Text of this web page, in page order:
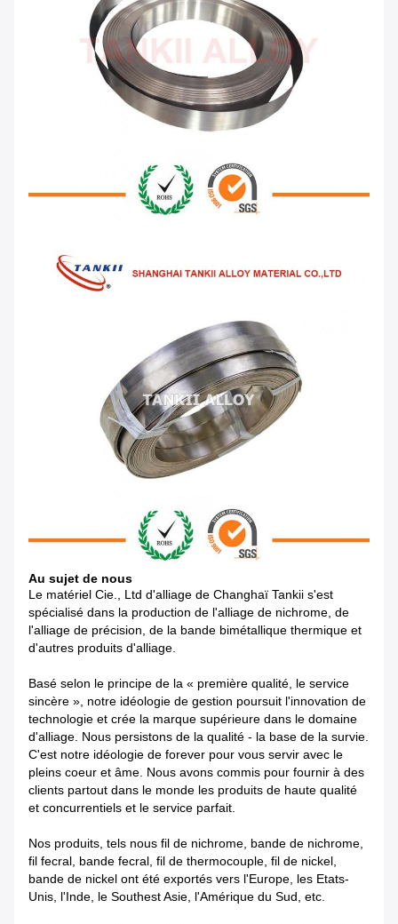
Au sujet de nous
Le matériel Cie., Ltd d'alliage de Changhaï Tankii s'est
spécialisé dans la production de l'alliage de nichrome, de
l'alliage de précision, de la bande bimétallique thermique et
d'autres produits d'alliage.
Basé selon le principe de la « première qualité, le service
sincère », notre idéologie de gestion poursuit l'innovation de
technologie et crée la marque supérieure dans le domaine
d'alliage. Nous persistons de la qualité - la base de la survie.
C'est notre idéologie de forever pour vous servir avec le
pleins coeur et âme. Nous avons commis pour fournir à des
clients partout dans le monde les produits de haute qualité
et concurrentiels et le service parfait.
Nos produits, tels nous fil de nichrome, bande de nichrome,
fil fecral, bande fecral, fil de thermocouple, fil de nickel,
bande de nickel ont été exportés vers l'Europe, les Etats-
Unis, l'Inde, le Southest Asie, l'Amérique du Sud, etc.